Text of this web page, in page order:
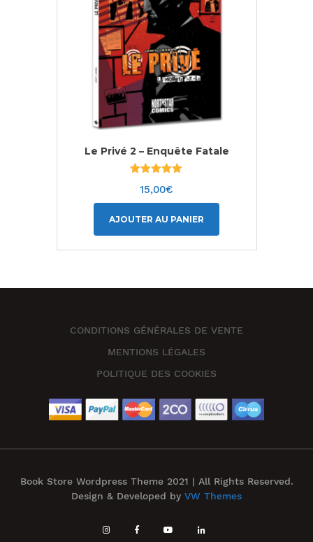
Le Privé 2 – Enquête Fatale
5.00
sur 5
15,00€
AJOUTER AU PANIER
CONDITIONS GÉNÉRALES DE VENTE
MENTIONS LÉGALES
POLITIQUE DES COOKIES
Book Store Wordpress Theme 2021 | All Rights Reserved.
Design & Developed by VW Themes